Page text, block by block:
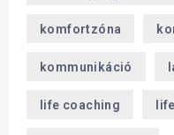
komfortzóna
kommunikáció
life coaching